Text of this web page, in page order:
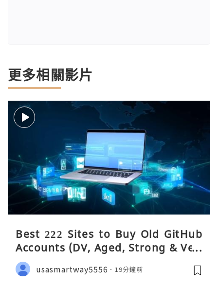
更多相關影片
Best 222 Sites to Buy Old GitHub
Accounts (DV, Aged, Strong & Veri
fied)
usasmartway5556 19分鐘前